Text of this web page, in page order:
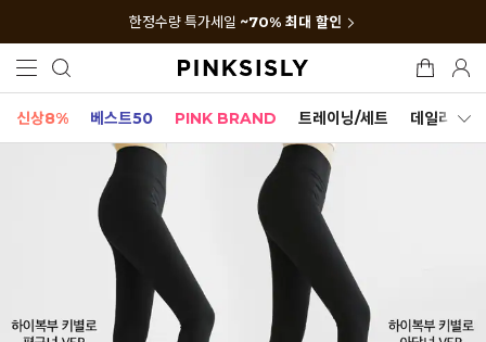
한정수량 특가세일 ~70% 최대 할인
신상8% 베스트50 PINK BRAND 트레이닝/세트 데일리세트